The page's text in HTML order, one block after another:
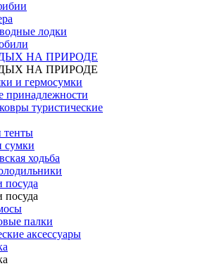
лодки
НА ПРИРОДЕ
НА ПРИРОДЕ
и гермосумки
принадлежности
туристические
тенты
сумки
ходьба
посуда
посуда
палки
аксессуары